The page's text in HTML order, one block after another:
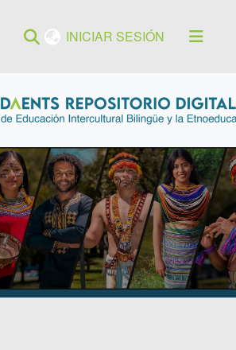
INICIAR SESIÓN(current)